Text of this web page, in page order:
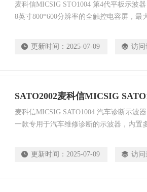
麦科信MICSIG STO1004 第4代平板示波
8英寸800*600分辨率的全触控电容屏，最
万次/秒；支持串行总线触发和解码；具
更新时间： 2025-07-09 访问
SATO2002麦科信MICSIG
麦科信MICSIG SATO1004 汽车诊断示波
一款专用于汽车维修诊断的示波器，内置
池、2/4 路通道，最大带宽200MHz，采样
更新时间： 2025-07-09 访问